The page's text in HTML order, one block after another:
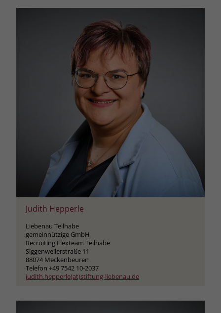
Judith Hepperle
Liebenau Teilhabe
gemeinnützige GmbH
Recruiting Flexteam Teilhabe
Siggenweilerstraße 11
88074 Meckenbeuren
Telefon +49 7542 10-2037
judith.hepperle(at)stiftung-liebenau.de